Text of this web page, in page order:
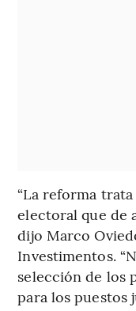
“La reforma
electoral que de
dijo Marco
Investimentos.
selección de los
para los puestos